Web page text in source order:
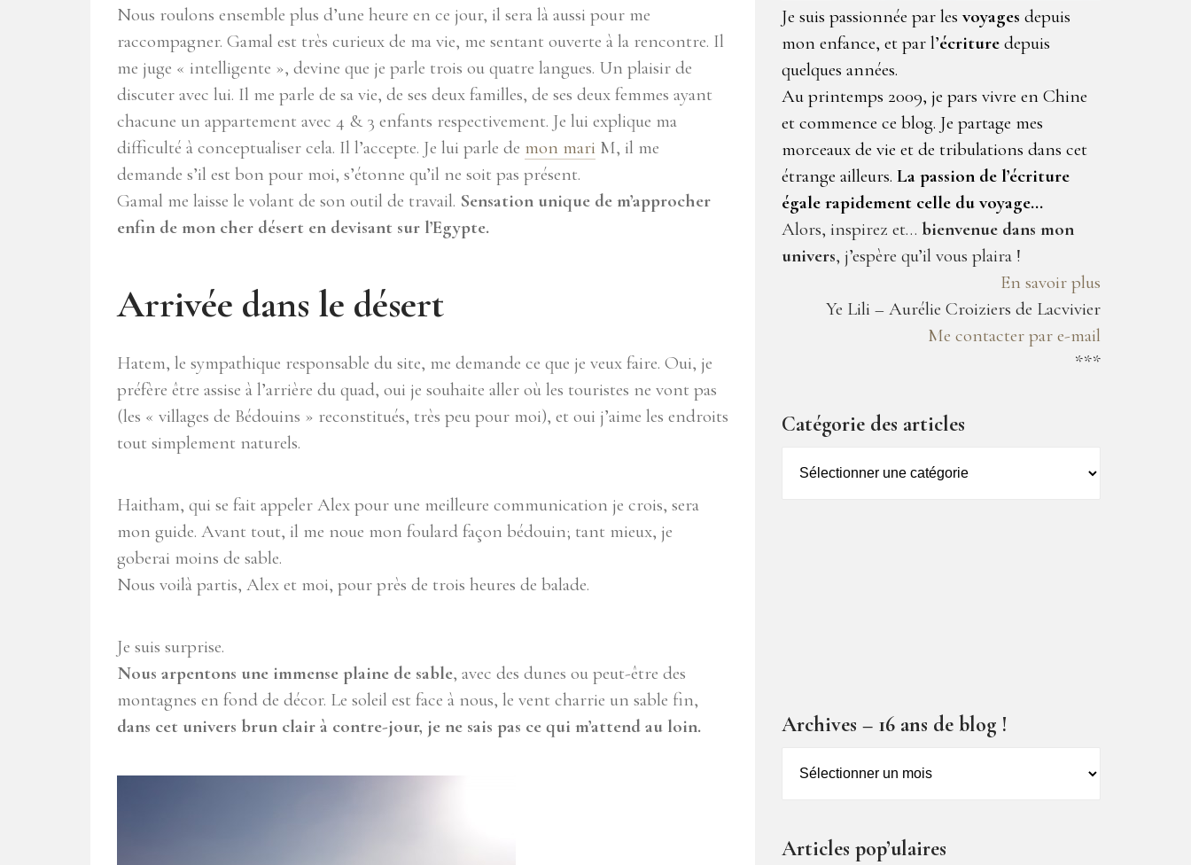
Nous roulons ensemble plus d’une heure en ce jour, il sera là aussi pour me
raccompagner. Gamal est très curieux de ma vie, me sentant ouverte à la rencontre. Il
me juge « intelligente », devine que je parle trois ou quatre langues. Un plaisir de
discuter avec lui. Il me parle de sa vie, de ses deux familles, de ses deux femmes ayant
chacune un appartement avec 4 & 3 enfants respectivement. Je lui explique ma
difficulté à conceptualiser cela. Il l’accepte. Je lui parle de mon mari M, il me
demande s’il est bon pour moi, s’étonne qu’il ne soit pas présent.
Gamal me laisse le volant de son outil de travail. Sensation unique de m’approcher
enfin de mon cher désert en devisant sur l’Egypte.
Arrivée dans le désert
Hatem, le sympathique responsable du site, me demande ce que je veux faire. Oui, je
préfère être assise à l’arrière du quad, oui je souhaite aller où les touristes ne vont pas
(les « villages de Bédouins » reconstitués, très peu pour moi), et oui j’aime les endroits
tout simplement naturels.
Haitham, qui se fait appeler Alex pour une meilleure communication je crois, sera
mon guide. Avant tout, il me noue mon foulard façon bédouin; tant mieux, je
goberai moins de sable.
Nous voilà partis, Alex et moi, pour près de trois heures de balade.
Je suis surprise.
Nous arpentons une immense plaine de sable, avec des dunes ou peut-être des
montagnes en fond de décor. Le soleil est face à nous, le vent charrie un sable fin,
dans cet univers brun clair à contre-jour, je ne sais pas ce qui m’attend au loin.
Je suis passionnée par les voyages depuis
mon enfance, et par l’écriture depuis
quelques années.
Au printemps 2009, je pars vivre en Chine
et commence ce blog. Je partage mes
morceaux de vie et de tribulations dans cet
étrange ailleurs. La passion de l’écriture
égale rapidement celle du voyage…
Alors, inspirez et… bienvenue dans mon
univers, j’espère qu’il vous plaira !
En savoir plus
Ye Lili – Aurélie Croiziers de Lacvivier
Me contacter par e-mail
***
Catégorie des articles
des
Archives – 16 ans de blog !
de
Articles pop’ulaires